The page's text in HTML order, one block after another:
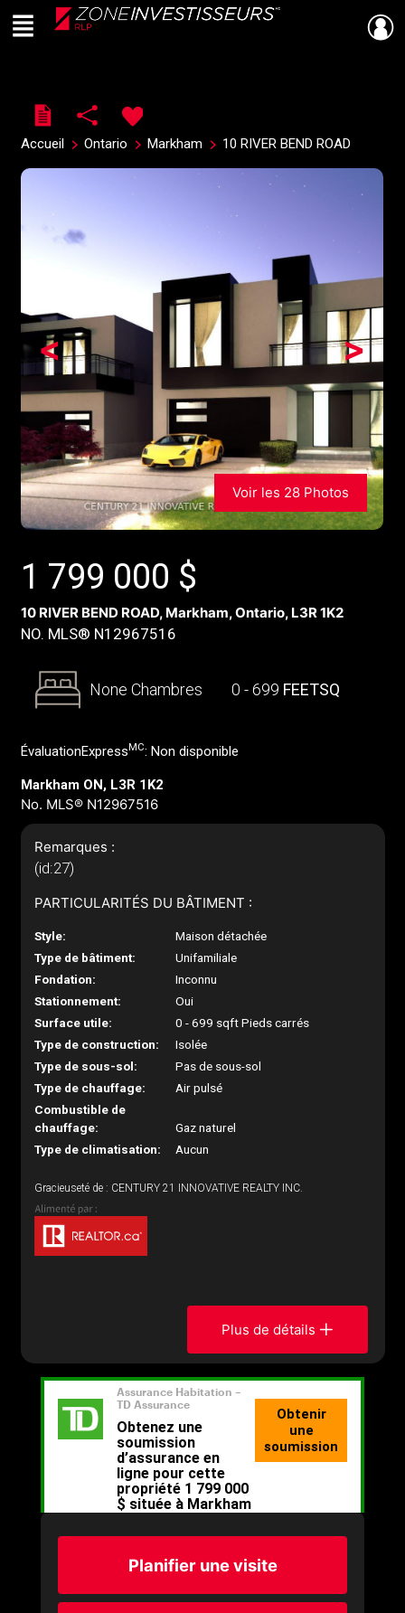
Live
En Direct
Menu
Accueil Ontario Markham 10 RIVER BEND ROAD
>
<
Voir les 28 Photos
1 799 000 $
10 RIVER BEND ROAD, Markham, Ontario, L3R 1K2
NO. MLS® N12967516
None Chambres 0 - 699 FEETSQ
ÉvaluationExpress MC: Non disponible
Markham ON, L3R 1K2
No. MLS® N12967516
Remarques :
(id:27)
PARTICULARITÉS DU BÂTIMENT :
Style:
Maison détachée
Type de bâtiment:
Unifamiliale
Fondation:
Inconnu
Stationnement:
Oui
Surface utile:
0 - 699 sqft Pieds carrés
Type de construction:
Isolée
Type de sous-sol:
Pas de sous-sol
Type de chauffage:
Air pulsé
Combustible de
chauffage:
Gaz naturel
Type de climatisation:
Aucun
Gracieuseté de : CENTURY 21 INNOVATIVE REALTY INC.
Plus de détails
Planifier une visite